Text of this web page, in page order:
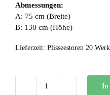
Abmessungen:
A: 75 cm (Breite)
B: 130 cm (Höhe)
Lieferzeit: Plisseestoren 20
BB
In